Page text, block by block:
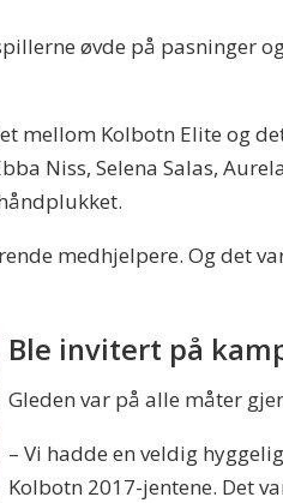
øvde på pasninger
mellom Kolbotn Elite og
Niss, Selena Salas,
medhjelpere. Og det
Ble invitert på
Gleden var på alle måter
– Vi hadde en veldig
Kolbotn 2017-jentene. Det